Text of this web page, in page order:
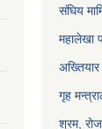
संघिय
महालेखा
गृह
श्रम,